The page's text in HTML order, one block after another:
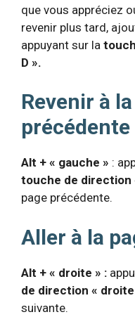
que vous appréciez
revenir plus tard,
appuyant sur la
D ».
Revenir à
précédente
Alt + « gauche » :
touche de direction
page précédente.
Aller à la
Alt + « droite » :
de direction « droite
suivante.